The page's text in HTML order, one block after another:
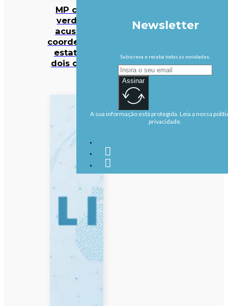
MP cabo-
verdiano
acusa ex-
coordenador
estatal de
dois crimes
Newsletter
Subscreva e receba todas as novidades.
Assinar
A sua informação está protegida. Leia a nossa
privacidade.